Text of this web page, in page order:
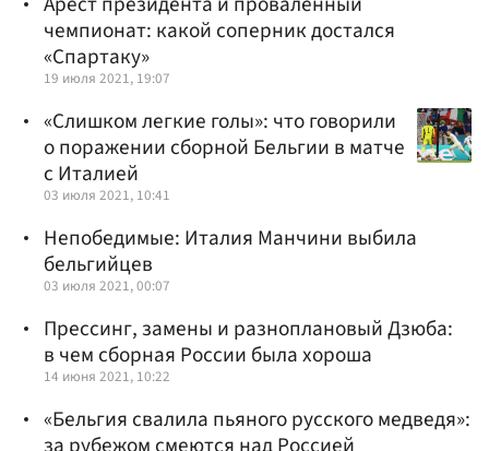
чемпионат: какой соперник достался
«Спартаку»
19 июля 2021, 19:07
«Слишком легкие голы»: что говорили
о поражении сборной Бельгии в матче
с Италией
03 июля 2021, 10:41
Непобедимые: Италия Манчини выбила
бельгийцев
03 июля 2021, 00:07
Прессинг, замены и разноплановый Дзюба:
в чем сборная России была хороша
14 июня 2021, 10:22
«Бельгия свалила пьяного русского медведя»: